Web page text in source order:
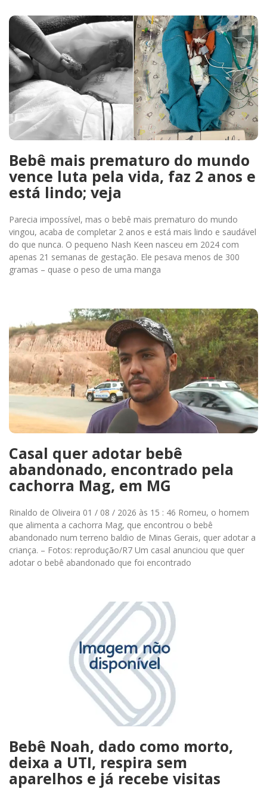
Bebê mais prematuro do mundo
vence luta pela vida, faz 2 anos e
está lindo; veja
Parecia impossível, mas o bebê mais prematuro do mundo
vingou, acaba de completar 2 anos e está mais lindo e saudável
do que nunca. O pequeno Nash Keen nasceu em 2024 com
apenas 21 semanas de gestação. Ele pesava menos de 300
gramas – quase o peso de uma manga
Casal quer adotar bebê
abandonado, encontrado pela
cachorra Mag, em MG
Rinaldo de Oliveira 01 / 08 / 2026 às 15 : 46 Romeu, o homem
que alimenta a cachorra Mag, que encontrou o bebê
abandonado num terreno baldio de Minas Gerais, quer adotar a
criança. – Fotos: reprodução/R7 Um casal anunciou que quer
adotar o bebê abandonado que foi encontrado
Bebê Noah, dado como morto,
deixa a UTI, respira sem
aparelhos e já recebe visitas